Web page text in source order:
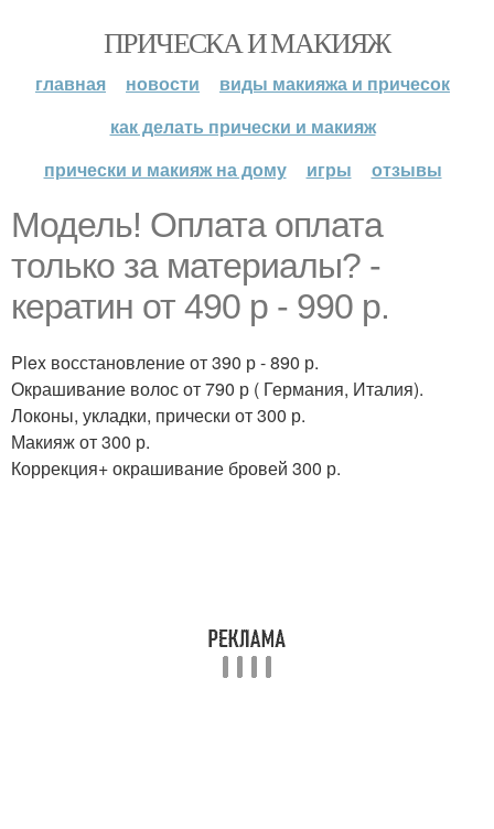
ПРИЧЕСКА И МАКИЯЖ
главная новости
виды макияжа и причесок
как делать прически и макияж
прически и макияж на дому
игры отзывы
Модель! Оплата оплата
только за материалы? -
кератин от 490 р - 990 р.
Plex восстановление от 390 р - 890 р.
Окрашивание волос от 790 р ( Германия, Италия).
Локоны, укладки, прически от 300 р.
Макияж от 300 р.
Коррекция+ окрашивание бровей 300 р.